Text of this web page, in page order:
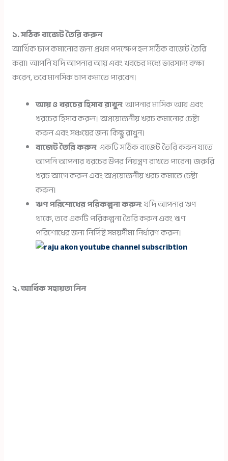
১. সঠিক বাজেট তৈরি করুন
আর্থিক চাপ কমানোর জন্য প্রথম পদক্ষেপ হল সঠিক বাজেট তৈরি
করা। আপনি যদি আপনার আয় এবং খরচের মধ্যে ভারসাম্য রক্ষা
করেন, তবে মানসিক চাপ কমাতে পারবেন।
আয় ও খরচের হিসাব রাখুন: আপনার মাসিক আয় এবং
খরচের হিসাব করুন। অপ্রয়োজনীয় খরচ কমানোর চেষ্টা
করুন এবং সঞ্চয়ের জন্য কিছু রাখুন।
বাজেট তৈরি করুন: একটি সঠিক বাজেট তৈরি করুন যাতে
আপনি আপনার খরচের উপর নিয়ন্ত্রণ রাখতে পারেন। জরুরি
খরচ আগে করুন এবং অপ্রয়োজনীয় খরচ কমাতে চেষ্টা
করুন।
ঋণ পরিশোধের পরিকল্পনা করুন: যদি আপনার ঋণ
থাকে, তবে একটি পরিকল্পনা তৈরি করুন এবং ঋণ
পরিশোধের জন্য নির্দিষ্ট সময়সীমা নির্ধারণ করুন।
২. আর্থিক সহায়তা নিন